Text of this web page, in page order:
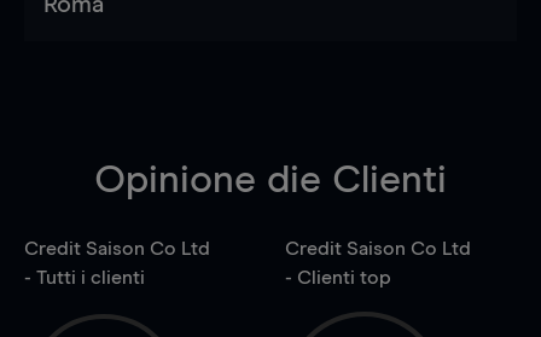
Opinione die Clienti
Credit Saison Co Ltd
- Tutti i clienti
Credit Saison Co Ltd
- Clienti top